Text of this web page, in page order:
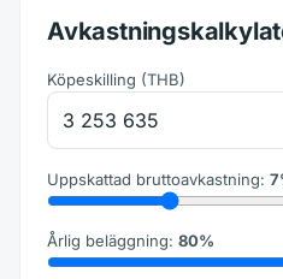
Köpeskilling (THB)
Uppskattad bruttoavkastning: 7
Årlig beläggning: 80%